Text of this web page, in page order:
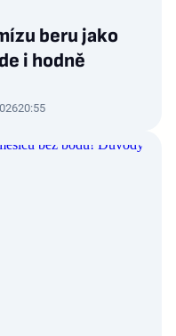
beru jako
i hodně
20:55